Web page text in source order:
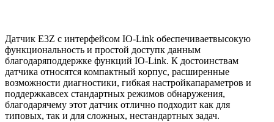
Датчик E3Z с интерфейсом IO-Link обеспечиваетвысокую
функциональность и простой доступк данным
благодаряподдержке функций IO-Link. К достоинствам
датчика относятся компактный корпус, расширенные
возможности диагностики, гибкая настройкапараметров и
поддержкавсех стандартных режимов обнаружения,
благодарячему этот датчик отлично подходит как для
типовых, так и для сложных, нестандартных задач.